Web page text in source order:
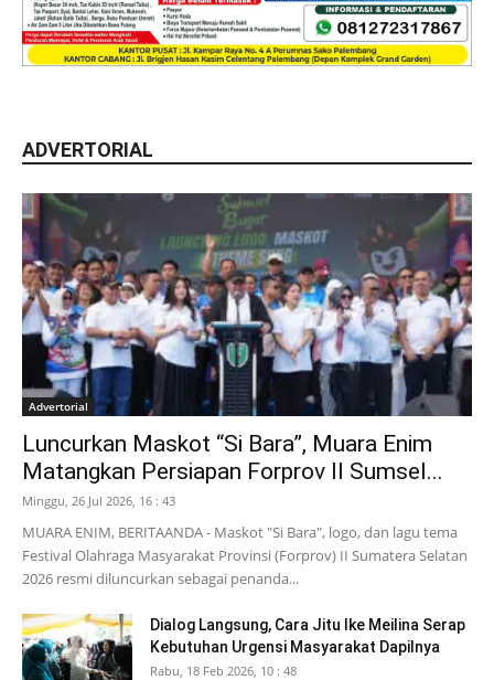
ADVERTORIAL
Advertorial
Luncurkan Maskot “Si Bara”, Muara Enim
Matangkan Persiapan Forprov II Sumsel...
Minggu, 26 Jul 2026, 16 : 43
MUARA ENIM, BERITAANDA - Maskot "Si Bara", logo, dan lagu tema
Festival Olahraga Masyarakat Provinsi (Forprov) II Sumatera Selatan
2026 resmi diluncurkan sebagai penanda...
Dialog Langsung, Cara Jitu Ike Meilina Serap
Kebutuhan Urgensi Masyarakat Dapilnya
Rabu, 18 Feb 2026, 10 : 48